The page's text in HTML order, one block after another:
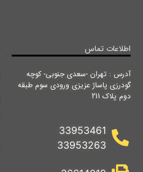
اطلاعات تماس
آدرس : تهران -سعدی جنوبی- کوچه
گودرزی پاساژ عزیزی ورودی سوم طبقه
دوم پلاک 211
33953461
33953263